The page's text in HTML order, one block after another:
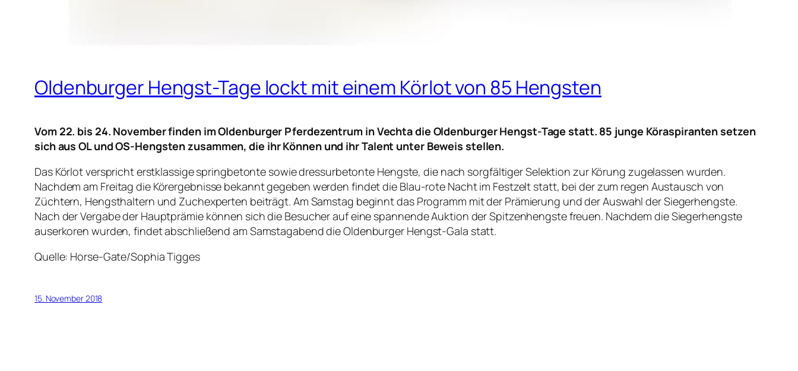
Oldenburger Hengst-Tage lockt mit einem Körlot von 85 Hengsten
Vom 22. bis 24. November finden im Oldenburger Pferdezentrum in Vechta die Oldenburger Hengst-Tage statt. 85 junge Köraspiranten setzen
sich aus OL und OS-Hengsten zusammen, die ihr Können und ihr Talent unter Beweis stellen.
Das Körlot verspricht erstklassige springbetonte sowie dressurbetonte Hengste, die nach sorgfältiger Selektion zur Körung zugelassen wurden.
Nachdem am Freitag die Körergebnisse bekannt gegeben werden findet die Blau-rote Nacht im Festzelt statt, bei der zum regen Austausch von
Züchtern, Hengsthaltern und Zuchexperten beiträgt. Am Samstag beginnt das Programm mit der Prämierung und der Auswahl der Siegerhengste.
Nach der Vergabe der Hauptprämie können sich die Besucher auf eine spannende Auktion der Spitzenhengste freuen. Nachdem die Siegerhengste
auserkoren wurden, findet abschließend am Samstagabend die Oldenburger Hengst-Gala statt.
Quelle: Horse-Gate/Sophia Tigges
15. November 2018